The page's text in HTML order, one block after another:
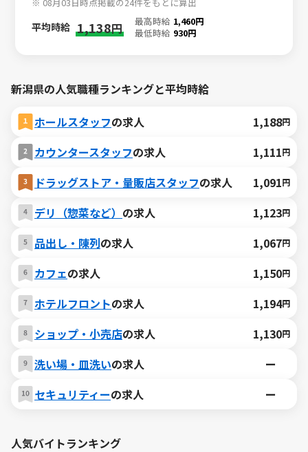
平均時給 1,138円 最高時給 1,460円
最低時給 930円
新潟県の人気職種ランキングと平均時給
ホールスタッフの求人 1,188円
カウンタースタッフの求人 1,111円
ドラッグストア・量販店スタッフの求人 1,091円
デリ（惣菜など） の求人 1,123円
品出し・陳列の求人 1,067円
カフェの求人 1,150円
ホテルフロントの求人 1,194円
ショップ・小売店の求人 1,130円
洗い場・皿洗いの求人
ー
セキュリティーの求人 ー
人気バイトランキング